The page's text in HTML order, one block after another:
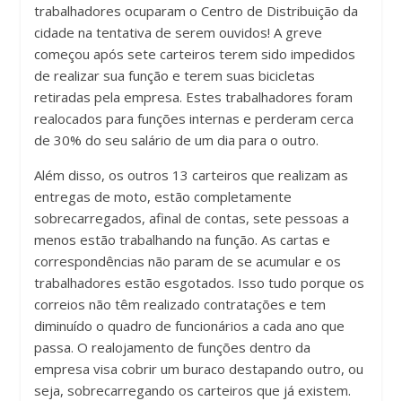
trabalhadores ocuparam o Centro de Distribuição da
cidade na tentativa de serem ouvidos! A greve
começou após sete carteiros terem sido impedidos
de realizar sua função e terem suas bicicletas
retiradas pela empresa. Estes trabalhadores foram
realocados para funções internas e perderam cerca
de 30% do seu salário de um dia para o outro.
Além disso, os outros 13 carteiros que realizam as
entregas de moto, estão completamente
sobrecarregados, afinal de contas, sete pessoas a
menos estão trabalhando na função. As cartas e
correspondências não param de se acumular e os
trabalhadores estão esgotados. Isso tudo porque os
correios não têm realizado contratações e tem
diminuído o quadro de funcionários a cada ano que
passa. O realojamento de funções dentro da
empresa visa cobrir um buraco destapando outro, ou
seja, sobrecarregando os carteiros que já existem.